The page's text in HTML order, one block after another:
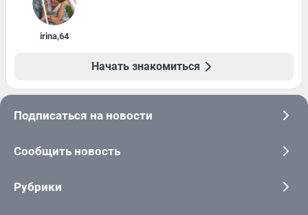
irina,64
Начать знакомиться
Подписаться на новости
Сообщить новость
Рубрики